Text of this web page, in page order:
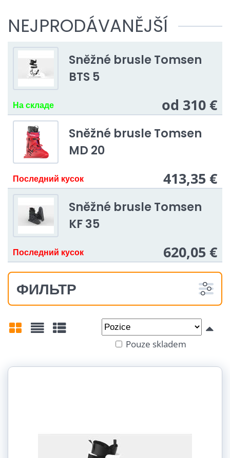
NEJPRODÁVANĚJŠÍ
Sněžné brusle Tomsen
BTS 5
На складе od 310 €
Sněžné brusle Tomsen
MD 20
Последний кусок 413,35 €
Sněžné brusle Tomsen
KF 35
Последний кусок 620,05 €
ФИЛЬТР
Do:
Velikost:
Pouze skladem